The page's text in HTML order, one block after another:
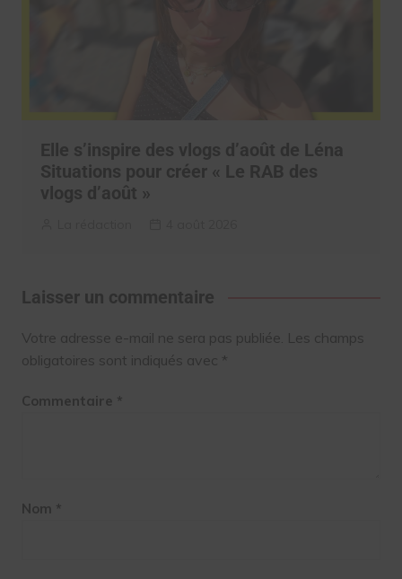
Elle s’inspire des vlogs d’août de Léna
Situations pour créer « Le RAB des
vlogs d’août »
Laisser un commentaire
Votre adresse e-mail ne sera pas publiée. Les champs
obligatoires sont indiqués avec *
Commentaire *
Nom *